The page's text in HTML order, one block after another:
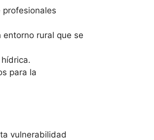
rural que se
para la
vulnerabilidad